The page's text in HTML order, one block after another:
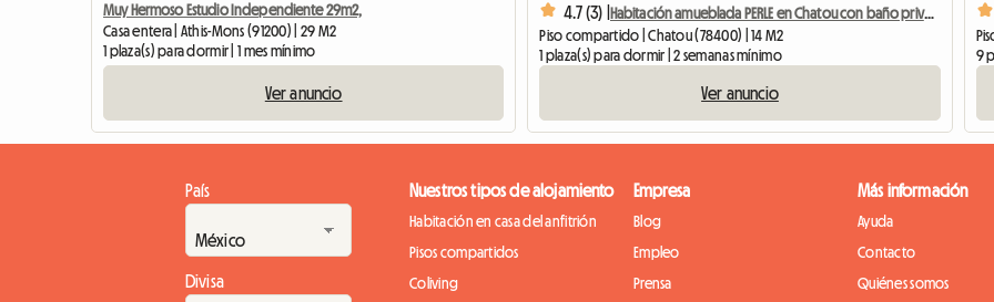
Muy Hermoso Estudio Independiente 29m2,
Casa entera | Athis-Mons (91200) | 29 M2
1 plaza(s) para dormir | 1 mes mínimo
Ver anuncio
4.7 (3) |
Habitación amueblada PERLE en Chatou con baño privado
Piso compartido | Chatou (78400) | 14 M2
1 plaza(s) para dormir | 2 semanas mínimo
Ver anuncio
9
País
Divisa
Nuestros tipos de alojamiento
Habitación en casa del anfitrión
Pisos compartidos
Coliving
Empresa
Blog
Empleo
Prensa
Más información
Ayuda
Contacto
Quiénes somos